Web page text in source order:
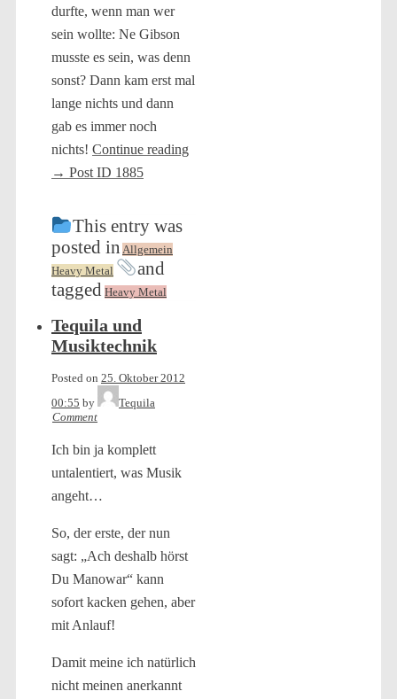
durfte, wenn man wer
sein wollte: Ne Gibson
musste es sein, was denn
sonst? Dann kam erst mal
lange nichts und dann
gab es immer noch
nichts! Continue reading
→ Post ID 1885
This entry was
posted in Allgemein
Heavy Metal
and
tagged Heavy Metal
Tequila und
Musiktechnik
Posted on 25. Oktober 2012
00:55 by
Tequila
Comment
Ich bin ja komplett
untalentiert, was Musik
angeht…
So, der erste, der nun
sagt: „Ach deshalb hörst
Du Manowar“ kann
sofort kacken gehen, aber
mit Anlauf!
Damit meine ich natürlich
nicht meinen anerkannt